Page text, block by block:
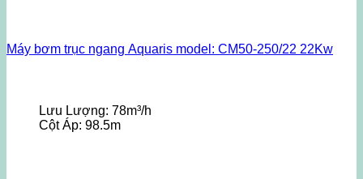
Máy bơm trục ngang Aquaris model: CM50-250/22 22Kw
Lưu Lượng: 78m³/h
Cột Áp: 98.5m